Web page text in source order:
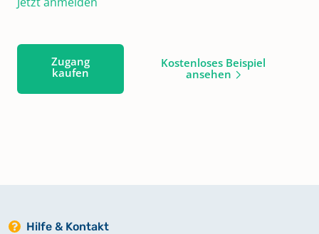
Zugang
kaufen
Kostenloses Beispiel
ansehen
Hilfe & Kontakt